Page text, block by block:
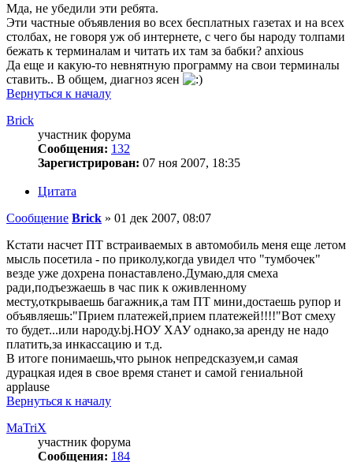
Мда, не убедили эти ребята.
Эти частные объявления во всех бесплатных газетах и на всех
столбах, не говоря уж об интернете, с чего бы народу толпами
бежать к терминалам и читать их там за бабки? anxious
Да еще и какую-то невнятную программу на свои терминалы
ставить.. В общем, диагноз ясен
Вернуться к началу
Brick
участник форума
Сообщения: 132
Зарегистрирован: 07 ноя 2007, 18:35
Цитата
Сообщение Brick » 01 дек 2007, 08:07
Кстати насчет ПТ встраиваемых в автомобиль меня еще летом
мысль посетила - по приколу,когда увидел что "тумбочек"
везде уже дохрена понаставлено.Думаю,для смеха
ради,подъезжаешь в час пик к оживленному
месту,открываешь багажник,а там ПТ мини,достаешь рупор и
объявляешь:"Прием платежей,прием платежей!!!!"Вот смеху
то будет...или народу.bj.НОУ ХАУ однако,за аренду не надо
платить,за инкассацию и т.д.
В итоге понимаешь,что рынок непредсказуем,и самая
дурацкая идея в свое время станет и самой гениальной
applause
Вернуться к началу
MaTriX
участник форума
Сообщения: 184